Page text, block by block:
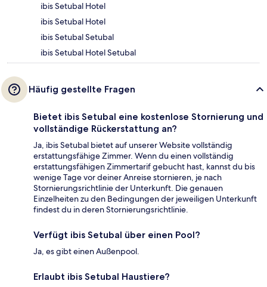
ibis Setubal Hotel
ibis Setubal Hotel
ibis Setubal Setubal
ibis Setubal Hotel Setubal
Häufig gestellte Fragen
Bietet ibis Setubal eine kostenlose Stornierung und
vollständige Rückerstattung an?
Ja, ibis Setubal bietet auf unserer Website vollständig
erstattungsfähige Zimmer. Wenn du einen vollständig
erstattungsfähigen Zimmertarif gebucht hast, kannst du bis
wenige Tage vor deiner Anreise stornieren, je nach
Stornierungsrichtlinie der Unterkunft. Die genauen
Einzelheiten zu den Bedingungen der jeweiligen Unterkunft
findest du in deren Stornierungsrichtlinie.
Verfügt ibis Setubal über einen Pool?
Ja, es gibt einen Außenpool.
Erlaubt ibis Setubal Haustiere?